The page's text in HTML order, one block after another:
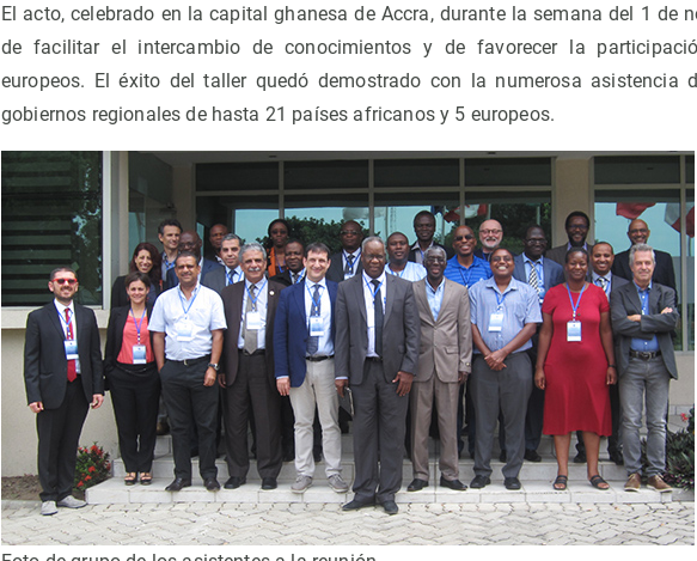
El acto, celebrado en la capital ghanesa de Accra, durante la semana del 1 de
de facilitar el intercambio de conocimientos y de favorecer la
europeos. El éxito del taller quedó demostrado con la numerosa asistencia
gobiernos regionales de hasta 21 países africanos y 5 europeos.